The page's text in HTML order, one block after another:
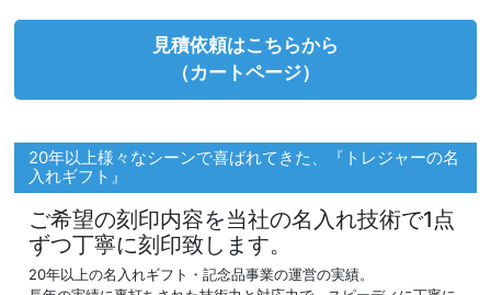
見積依頼はこちらから
（カートページ）
20年以上様々なシーンで喜ばれてきた、『トレジャーの名
入れギフト』
ご希望の刻印内容を当社の名入れ技術で1点
ずつ丁寧に刻印致します。
20年以上の名入れギフト・記念品事業の運営の実績。